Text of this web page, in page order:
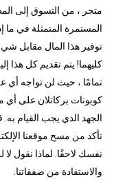
متجر ، من التسوق إلى
المستمرة المتمثلة في
توفير هذا المال مقابل
كليهما! يتم تقديم كل هذا
تمامًا ، حيث لن تواجه أي
كوبونات بركاتلان على
الجهد الذي يجب القيام
تأكد من مسح موقعنا
نفسك لاحقًا. لماذا نقول
والاستفادة من صفقاتنا.